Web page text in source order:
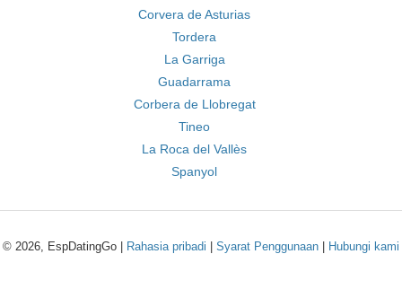
Corvera de Asturias
Tordera
La Garriga
Guadarrama
Corbera de Llobregat
Tineo
La Roca del Vallès
Spanyol
© 2026, EspDatingGo | Rahasia pribadi Syarat Penggunaan Hubungi kami